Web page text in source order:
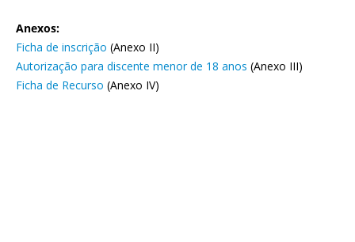
Anexos:
Ficha de inscrição (Anexo II)
Autorização para discente menor de 18 anos (Anexo III)
Ficha de Recurso (Anexo IV)